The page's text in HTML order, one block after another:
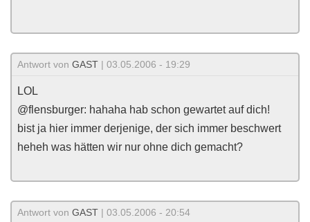
Antwort von GAST | 03.05.2006 - 19:29
LOL
@flensburger: hahaha hab schon gewartet auf dich!
bist ja hier immer derjenige, der sich immer beschwert
heheh was hätten wir nur ohne dich gemacht?
Antwort von GAST | 03.05.2006 - 20:54